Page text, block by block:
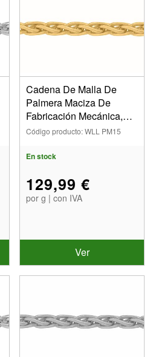
Cadena De Malla De
Palmera Maciza De
Fabricación Mecánica,
1,50 mm, Oro Amarillo De
Código producto: WLL PM15
En stock
129,99 €
por g | con IVA
Ver